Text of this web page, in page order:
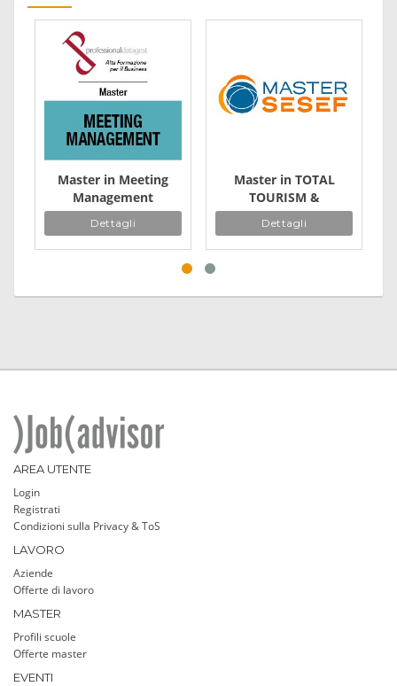
Master in Meeting
Management
Dettagli
Master in TOTAL
TOURISM &
Hospitality
Management
Dettagli
AREA UTENTE
Login
Registrati
Condizioni sulla Privacy & ToS
LAVORO
Aziende
Offerte di lavoro
MASTER
Profili scuole
Offerte master
EVENTI